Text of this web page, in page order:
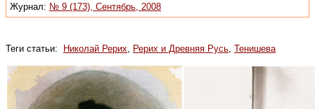
Журнал: № 9 (173), Сентябрь, 2008
Теги статьи: Николай Рерих, Рерих и Древняя Русь, Тенишева